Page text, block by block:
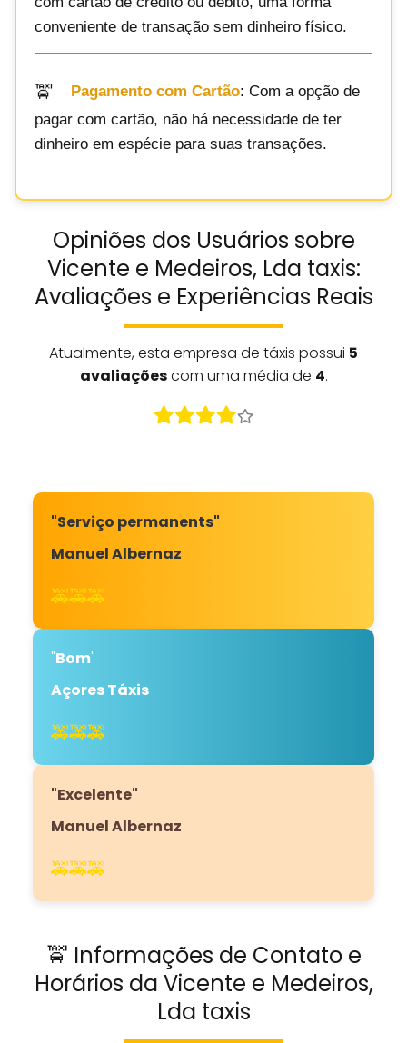
conveniente de transação sem dinheiro físico.
Pagamento com Cartão: Com a opção de
pagar com cartão, não há necessidade de ter
dinheiro em espécie para suas transações.
Opiniões dos Usuários sobre
Vicente e Medeiros, Lda taxis:
Avaliações e Experiências Reais
Atualmente, esta empresa de táxis possui 5
avaliaçõescom uma média de 4.
"Serviço permanents"
Manuel Albernaz
🚕🚕🚕
"Bom"
Açores Táxis
🚕🚕🚕
"Excelente"
Manuel Albernaz
🚕🚕🚕
🚖 Informações de Contato e
Horários da Vicente e Medeiros,
Lda taxis